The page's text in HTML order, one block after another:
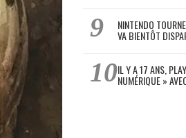
NINTENDO
VA BIENTÔT
IL Y A 17 ANS,
NUMÉRIQUE »